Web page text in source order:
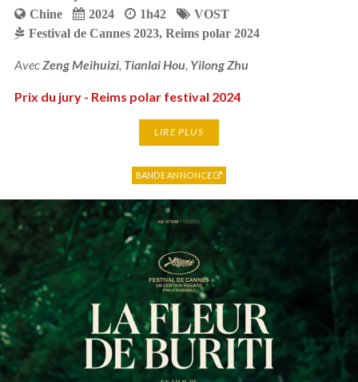
Chine 2024 1h42
VOST
Festival de Cannes 2023, Reims polar 2024
Avec Zeng Meihuizi, Tianlai Hou Yilong Zhu
Prix du jury - Reims polar festival 2024
LIRE PLUS
BANDE ANNONCE